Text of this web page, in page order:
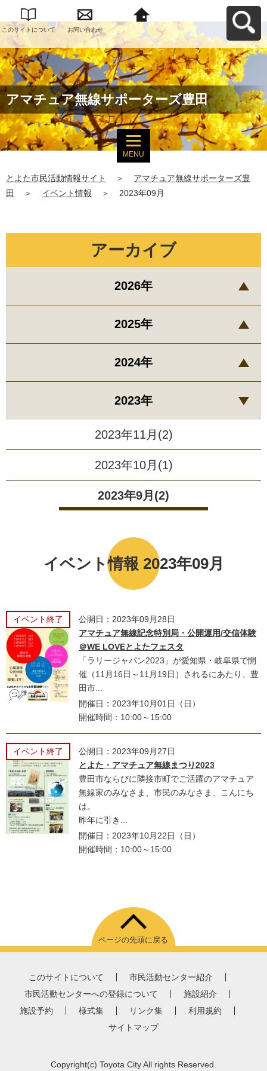
このサイトについて お問い合わせ
とよた市民活動情報
サイトへ戻る
アマチュア無線サポーターズ豊田
MENU
とよた市民活動情報サイト ＞
アマチュア無線サポーターズ豊
田
＞ イベント情報 ＞ 2023年09月
イベント情報 2023年09月
イベント終了
公開日：2023年09月28日
アマチュア無線記念特別局・公開運用/交信体験
＠WE LOVEとよたフェスタ
「ラリージャパン2023」が愛知県・岐阜県で開
催（11月16日～11月19日）されるにあたり、豊
田市...
開催日：2023年10月01日（日）
開催時間：10:00～15:00
イベント終了
公開日：2023年09月27日
とよた・アマチュア無線まつり2023
豊田市ならびに隣接市町でご活躍のアマチュア
無線家のみなさま、市民のみなさま、こんにち
は。
昨年に引き...
開催日：2023年10月22日（日）
開催時間：10:00～15:00
アーカイブ
2026年
2025年
2024年
2023年
2023年11月(2)
2023年10月(1)
2023年9月(2)
ページの先頭に戻る
このサイトについて
市民活動センター紹介
市民活動センターへの登録について
施設紹介
施設予約
様式集 リンク集
利用規約
サイトマップ
Copyright(c) Toyota City All rights Reserved.